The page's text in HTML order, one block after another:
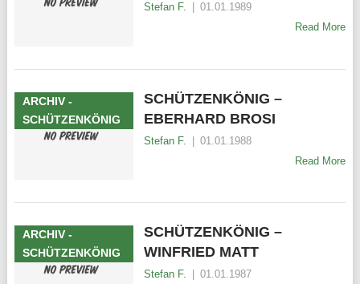
Stefan F.
01.01.1989
Read More
ARCHIV -
SCHÜTZENKÖNIG
SCHÜTZENKÖNIG –
EBERHARD BROSI
Stefan F.
01.01.1988
Read More
ARCHIV -
SCHÜTZENKÖNIG
SCHÜTZENKÖNIG –
WINFRIED MATT
Stefan F.
01.01.1987